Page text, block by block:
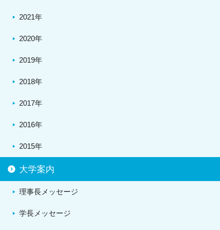
2021年
2020年
2019年
2018年
2017年
2016年
2015年
大学案内
理事長メッセージ
学長メッセージ